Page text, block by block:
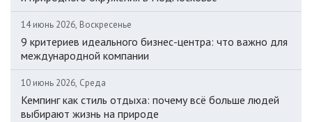
14 июнь 2026, Воскресенье
9 критериев идеального бизнес-центра: что важно для
международной компании
10 июнь 2026, Среда
Кемпинг как стиль отдыха: почему всё больше людей
выбирают жизнь на природе